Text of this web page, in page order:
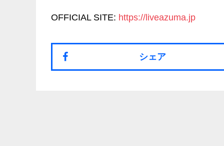
OFFICIAL SITE: https://liveazuma.jp
シェア